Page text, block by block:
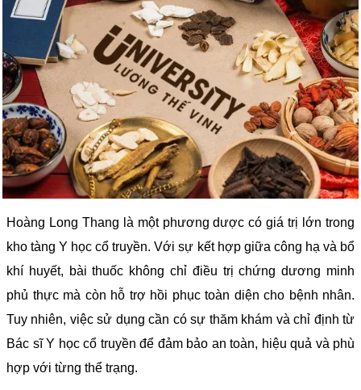
Hoàng Long Thang là một phương dược có giá trị lớn trong
kho tàng Y học cổ truyền. Với sự kết hợp giữa công hạ và bổ
khí huyết, bài thuốc không chỉ điều trị chứng dương minh
phủ thực mà còn hỗ trợ hồi phục toàn diện cho bệnh nhân.
Tuy nhiên, việc sử dụng cần có sự thăm khám và chỉ định từ
Bác sĩ Y học cổ truyền để đảm bảo an toàn, hiệu quả và phù
hợp với từng thể trạng.